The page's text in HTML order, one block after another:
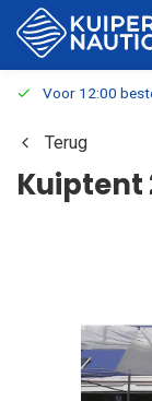
Voor 12:00
Terug
Kuiptent